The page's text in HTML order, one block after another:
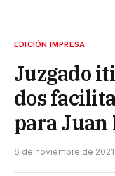
EDICIÓN IMPRESA
Juzgado
dos
para Juan
6 de noviembre de 2021